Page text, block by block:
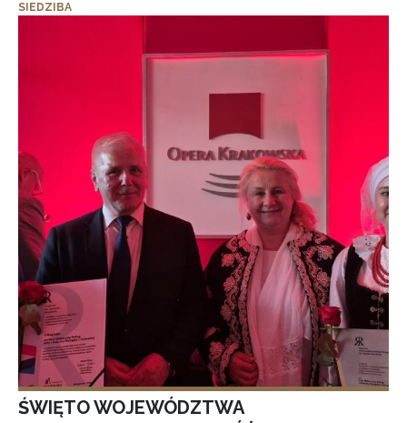
SIEDZIBA
ŚWIĘTO WOJEWÓDZTWA